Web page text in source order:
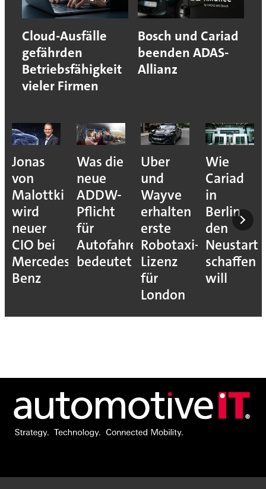
Cloud-Ausfälle
gefährden
Betriebsfähigkeit
vieler Firmen
Bosch und Cariad
beenden ADAS-
Allianz
Jonas
von
Malottki
wird
neuer
CIO bei
Mercedes-
Benz
Was die
neue
ADDW-
Pflicht
für
Autofahrer
bedeutet
Uber
und
Wayve
erhalten
erste
Robotaxi-
Lizenz
für
London
Wie
Cariad
in
Berlin
den
Neustart
schaffen
will